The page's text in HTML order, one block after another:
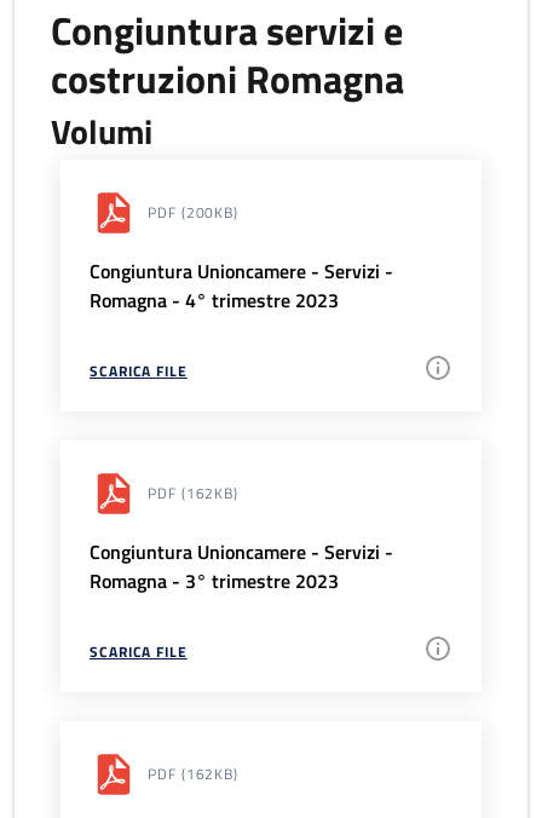
Congiuntura servizi e
costruzioni Romagna
Volumi
PDF (200KB)
Congiuntura Unioncamere - Servizi -
Romagna - 4° trimestre 2023
SCARICA FILE
PDF (162KB)
Congiuntura Unioncamere - Servizi -
Romagna - 3° trimestre 2023
SCARICA FILE
PDF (162KB)